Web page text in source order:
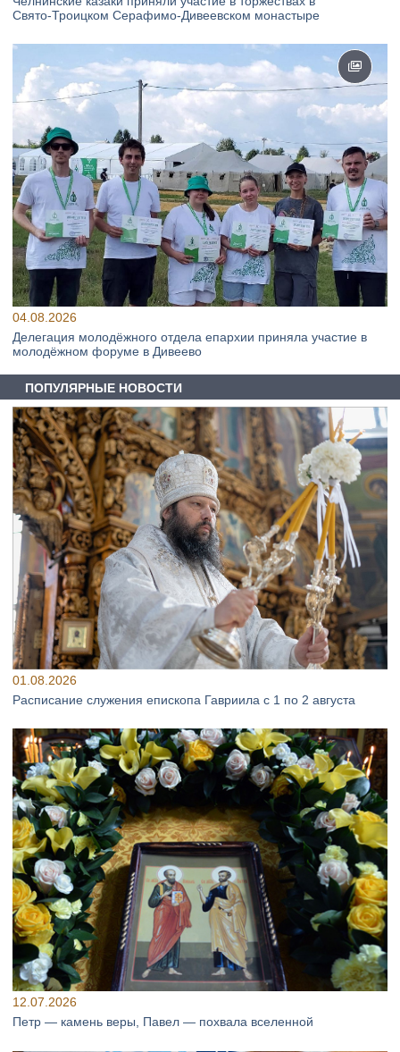
Свято‑Троицком Серафимо‑Дивеевском монастыре
04.08.2026
Делегация молодёжного отдела епархии приняла участие в
молодёжном форуме в Дивеево
ПОПУЛЯРНЫЕ НОВОСТИ
01.08.2026
Расписание служения епископа Гавриила с 1 по 2 августа
12.07.2026
Петр — камень веры, Павел — похвала вселенной